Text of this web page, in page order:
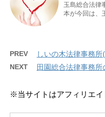
玉島総合法律
本が今回は、
PREV しいの木法律事務
NEXT 田園総合法律事務
※当サイトはアフィリエイ